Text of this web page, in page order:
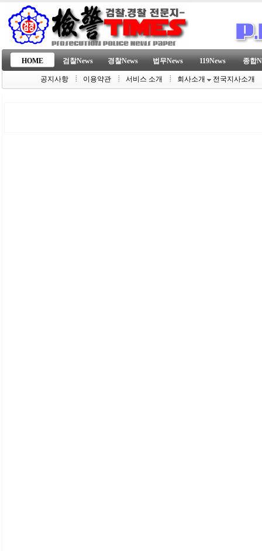
HOME 검찰News 경찰News 법무News 119News 종합
공지사항 이용약관 서비스 소개 회사소개 전국지사소개